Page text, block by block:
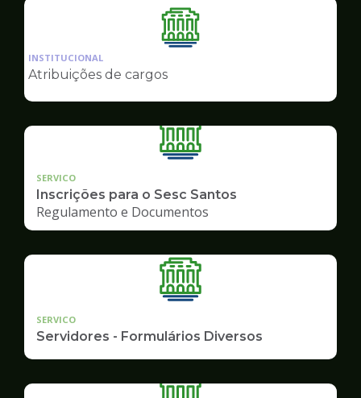
Ilustração
da
Servidor
INSTITUCIONAL
Atribuições de cargos
SERVICO
Inscrições para o Sesc Santos
Regulamento e Documentos
SERVICO
Servidores - Formulários Diversos